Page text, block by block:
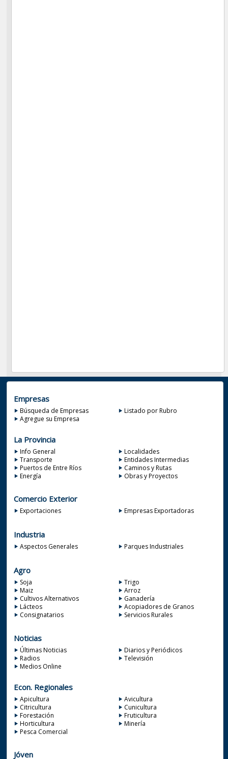
Empresas
Búsqueda de Empresas
Listado por Rubro
Agregue su Empresa
La Provincia
Info General
Localidades
Transporte
Entidades Intermedias
Puertos de Entre Ríos
Caminos y Rutas
Energía
Obras y Proyectos
Comercio Exterior
Exportaciones Empresas Exportadoras
Industria
Aspectos Generales Parques Industriales
Agro
Soja
Trigo
Maiz
Arroz
Cultivos Alternativos
Ganadería
Lácteos
Acopiadores de Granos
Consignatarios
Servicios Rurales
Noticias
Últimas Noticias
Diarios y Periódicos
Radios
Televisión
Medios Online
Econ. Regionales
Apicultura
Avicultura
Citricultura
Cunicultura
Forestación
Fruticultura
Horticultura
Minería
Pesca Comercial
Jóven